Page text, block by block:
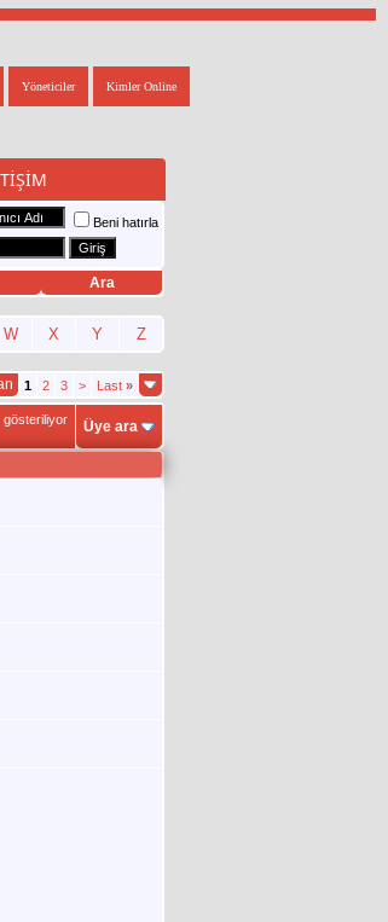
Kimler Online
Yöneticiler
Beni hatırla
Ara
W X Y Z
1 2 3 > Last »
gösteriliyor
Üye ara